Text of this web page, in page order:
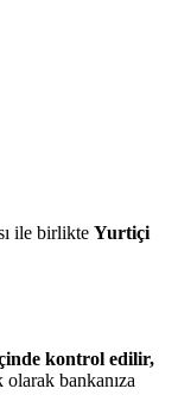
ile birlikte Yurtiçi
kontrol edilir,
olarak bankanıza